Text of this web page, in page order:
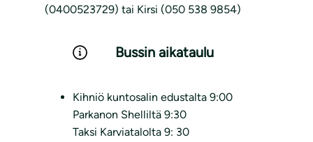
(0400523729) tai Kirsi (050 538 9854)
Bussin aikataulu
Kihniö kuntosalin edustalta 9:00
Parkanon Shelliltä 9:30
Taksi Karviatalolta 9: 30